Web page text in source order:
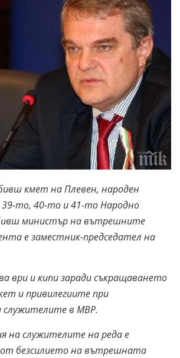
кмет на Плевен, народен
то, 40-то и 41-то Народно
министър на вътрешните
е заместник-председател на
ври и кипи зарадисъкращаването
и привилегиите при
служителите в МВР.
на служителите на реда е
безсилието на вътрешната